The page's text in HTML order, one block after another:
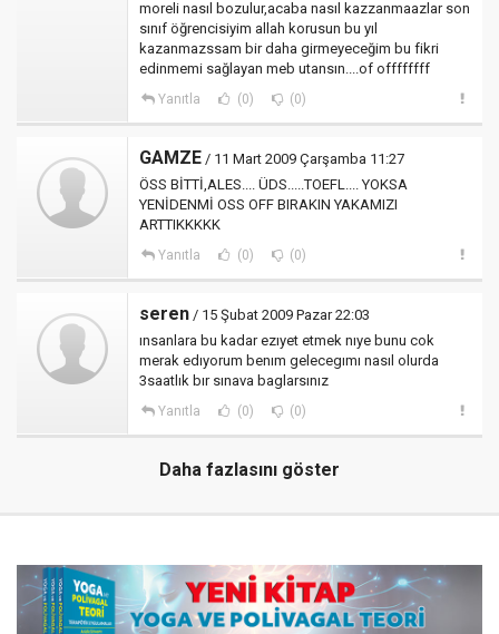
moreli nasıl bozulur,acaba nasıl kazzanmaazlar son
sınıf öğrencisiyim allah korusun bu yıl
kazanmazssam bir daha girmeyeceğim bu fikri
edinmemi sağlayan meb utansın....of offffffff
Yanıtla (0) (0)
GAMZE / 11 Mart 2009 Çarşamba 11:27
ÖSS BİTTİ,ALES.... ÜDS.....TOEFL.... YOKSA
YENİDENMİ OSS OFF BIRAKIN YAKAMIZI
ARTTIKKKKK
Yanıtla (0) (0)
seren / 15 Şubat 2009 Pazar 22:03
ınsanlara bu kadar ezıyet etmek nıye bunu cok
merak edıyorum benım gelecegımı nasıl olurda
3saatlık bır sınava baglarsınız
Yanıtla (0) (0)
Daha fazlasını göster